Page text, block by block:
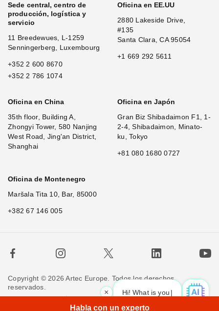
Hi! What is your request? 👀
Sede central, centro de
producción, logística y
servicio
11 Breedewues, L-1259
Senningerberg, Luxembourg
+352 2 600 8670
+352 2 786 1074
Oficina en EE.UU
2880 Lakeside Drive,
#135
Santa Clara, CA 95054
+1 669 292 5611
Oficina en China
35th floor, Building A,
Zhongyi Tower, 580 Nanjing
West Road, Jing'an District,
Shanghai
Oficina en Japón
Gran Biz Shibadaimon F1, 1-
2-4, Shibadaimon, Minato-
ku, Tokyo
+81 080 1680 0727
Oficina de Montenegro
Maršala Tita 10, Bar, 85000
+382 67 146 005
Copyright © 2026 Artec Europe. Todos los derechos
reservados.
Habla con un experto